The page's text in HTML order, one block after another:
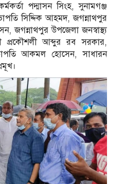
পদ্মাসন সিংহ, সুনামগঞ্জ
সিদ্দিক আহমদ, জগন্নাথপুর
জগন্নাথপুর উপজেলা জনস্বাস্থ্য
প্রকৌশলী আব্দুর রব সরকার,
আকমল হোসেন, সাধারন